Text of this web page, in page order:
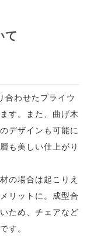
て
合わせたプライウ
す。また、曲げ木
デザインも可能に
も美しい仕上がり
の場合は起こりえ
リットに。成型合
ため、チェアなど
す。